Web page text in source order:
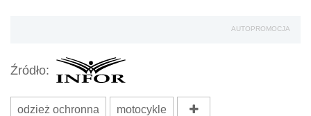
AUTOPROMOCJA
Źródło:
odzież ochronna motocykle